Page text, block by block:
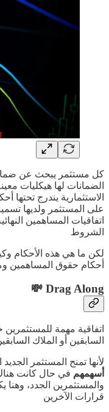
كل مستثمر يبحث عن
الضمانات لها هيكليات
الاستثمارية يندرج تحتها
على المستثمر ولديها
اتفاقيات المساهمين
الشروط
لكن ما هي هذه الأحكام
أحكام حقوق المساهمين
Drag Along 💸
اتفاقية مهمة
السابقين أو الملاك
لأنها تمنح المستثمر
أسهمهم في حال كانت
والمستثمرين الجدد، وهنا
قرارات الآخرين